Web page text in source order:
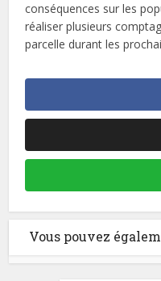
conséquences sur les
réaliser plusieurs
parcelle durant les
Vous pouvez